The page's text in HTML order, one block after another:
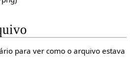
para ver como o arquivo estava